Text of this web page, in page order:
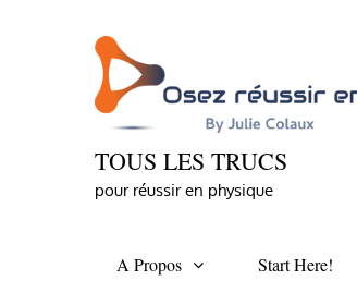
TOUS LES TRUCS
pour réussir en physique
A Propos Start Here!